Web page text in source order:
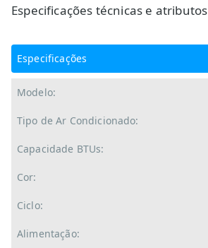
Especificações técnicas e atributos
Especificações
Modelo:
Tipo de Ar Condicionado:
Capacidade BTUs:
Cor:
Ciclo:
Alimentação: